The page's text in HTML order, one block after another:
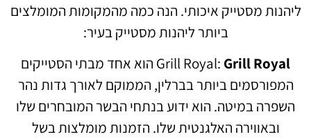
ליהנות מסטייק איכותי. הנה כמה מהמקומות המומלצים
ביותר ליהנות מסטייק בעיר:
Grill Royal: Grill Royal
הוא אחד מבתי הסטייקים
המפורסמים ביותר בברלין, הממוקם לאורך גדות נהר
השפרה במיטה. הוא ידוע בנתחי הבשר המובחרים שלו
ובאווירה האלגנטית שלו. הזמנות מומלצות בשל